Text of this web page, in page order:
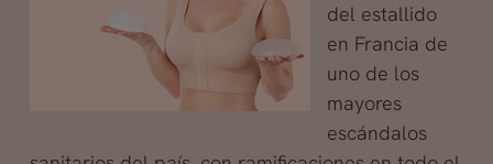
del estallido
en Francia de
uno de los
mayores
escándalos